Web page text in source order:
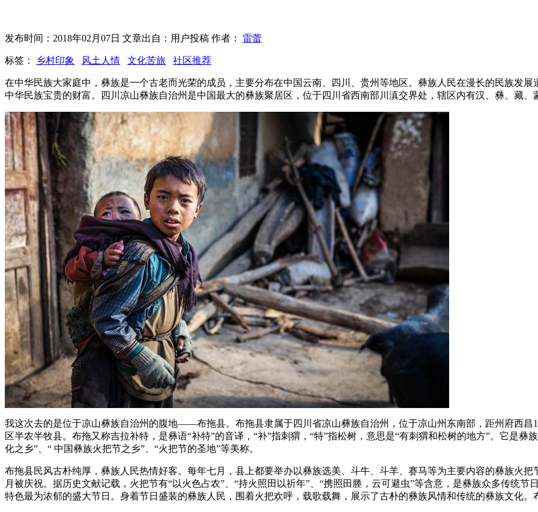
发布时间：2018年02月07日 文章出自：用户投稿 作者： 雷蕾
标签： 乡村印象 风土人情 文化苦旅 社区推荐
在中华民族大家庭中，彝族是一个古老而光荣的成员，主要分布在中国云南、四川、贵州等地区。彝族人民在漫长的民族发
中华民族宝贵的财富。四川凉山彝族自治州是中国最大的彝族聚居区，位于四川省西南部川滇交界处，辖区内有汉、彝、藏、
我这次去的是位于凉山彝族自治州的腹地——布拖县。布拖县隶属于四川省凉山彝族自治州，位于凉山州东南部，距州府西昌
区半农半牧县。布拖又称吉拉补特，是彝语“补特”的音译，“补”指刺猬，“特”指松树，意思是“有刺猬和松树的地方”。它是
化之乡”、“ 中国彝族火把节之乡”、“火把节的圣地”等美称。
布拖县民风古朴纯厚，彝族人民热情好客。每年七月，县上都要举办以彝族选美、斗牛、斗羊、赛马等为主要内容的彝族火
月被庆祝。据历史文献记载，火把节有“以火色占农”、“持火照田以祈年”、“携照田塍，云可避虫”等含意，是彝族众多传统
特色最为浓郁的盛大节日。身着节日盛装的彝族人民，围着火把欢呼，载歌载舞，展示了古朴的彝族风情和传统的彝族文化